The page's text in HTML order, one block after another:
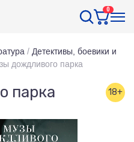
0
/ Детективы, боевики и
дождливого парка
парка 18+